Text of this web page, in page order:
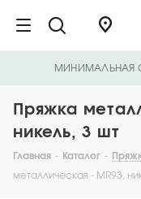
МИНИМАЛЬНАЯ
Пряжка
никель, 3 шт
Главная - Каталог -
металлическая - MR93,